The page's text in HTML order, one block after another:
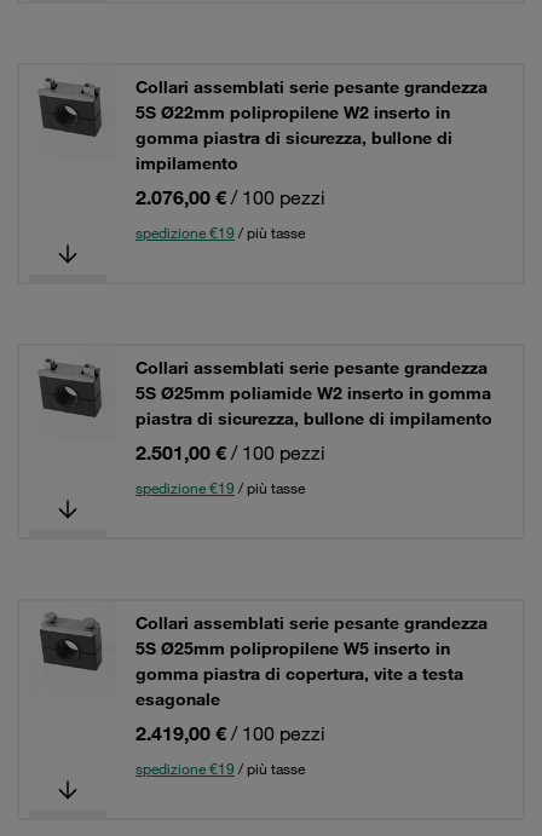
Collari assemblati serie pesante grandezza
5S Ø22mm polipropilene W2 inserto in
gomma piastra di sicurezza, bullone di
impilamento
2.076,00 € / 100 pezzi
spedizione €19 / più tasse
Collari assemblati serie pesante grandezza
5S Ø25mm poliamide W2 inserto in gomma
piastra di sicurezza, bullone di impilamento
2.501,00 € / 100 pezzi
spedizione €19 / più tasse
Collari assemblati serie pesante grandezza
5S Ø25mm polipropilene W5 inserto in
gomma piastra di copertura, vite a testa
esagonale
2.419,00 € / 100 pezzi
spedizione €19 / più tasse